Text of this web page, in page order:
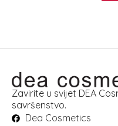
Zavirite u svijet DEA
savršenstvo.
Dea Cosmetics